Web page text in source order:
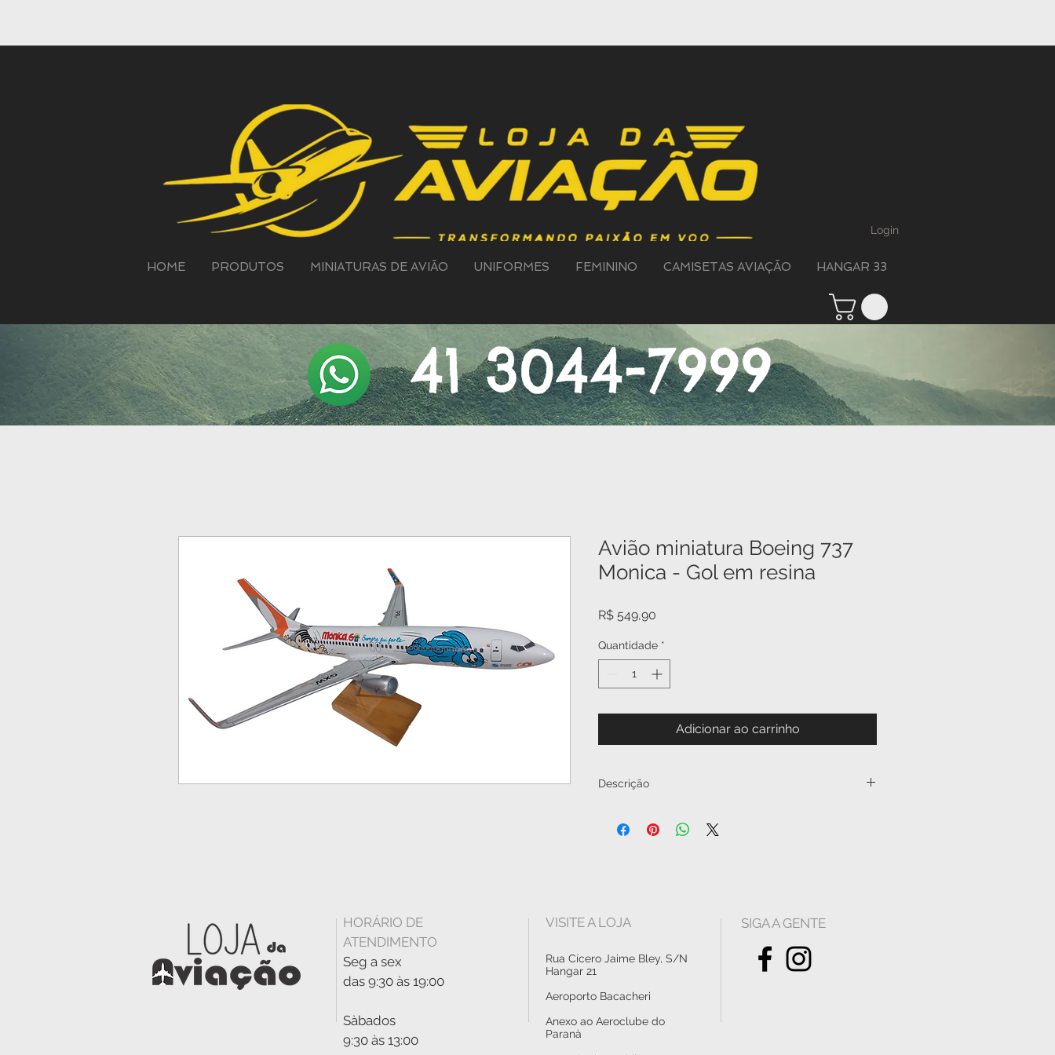
Login
HOME PRODUTOS MINIATURAS DE AVIÃO UNIFORMES FEMININO CAMISETAS AVIAÇÃO HANGAR 33
41 3044-7999
Avião miniatura Boeing 737
Monica - Gol em resina
R$ 549,90
Quantidade *
Adicionar ao carrinho
Descrição
escolha perfeita para decoração. Acompanha
HORÁRIO DE
ATENDIMENTO
Seg a sex
das 9:30 às 19:00
Sàbados
9:30 às 13:00
VISITE A LOJA
Rua Cícero Jaime Bley, S/N
Hangar 21
Aeroporto Bacacheri
Anexo ao Aeroclube do
Paranà
SIGA A GENTE